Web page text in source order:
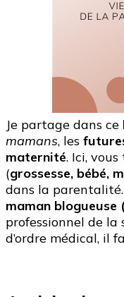
Je partage dans ce
mamans, les
maternité. Ici,
(grossesse, bébé,
dans la
maman blogueuse
professionnel de
d’ordre médical, il